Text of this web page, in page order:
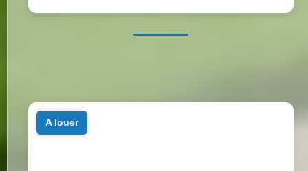
a louer